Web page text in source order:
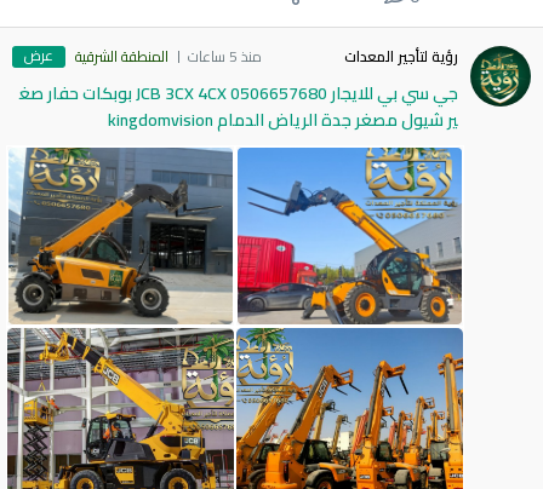
رؤية لتأجير المعدات منذ 5 ساعات المنطقة الشرقية عرض
جي سي بي للايجار 0506657680 JCB 3CX 4CX بوبكات حفار صغ
ير شيول مصغر جدة الرياض الدمام kingdomvision